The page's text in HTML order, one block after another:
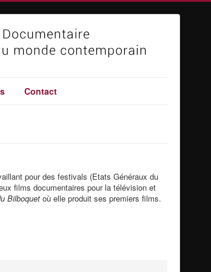
Contact
pour des festivals (Etats Généraux du
films documentaires pour la télévision et
Bilboquet où elle produit ses premiers films.